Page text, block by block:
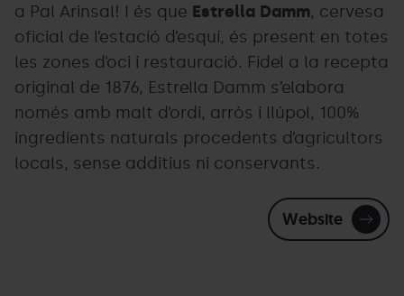
a Pal Arinsal! I és que Estrella Damm, cervesa
oficial de l’estació d’esquí, és present en totes
les zones d’oci i restauració. Fidel a la recepta
original de 1876, Estrella Damm s’elabora
només amb malt d’ordi, arròs i llúpol, 100%
ingredients naturals procedents d’agricultors
locals, sense additius ni conservants.
Website